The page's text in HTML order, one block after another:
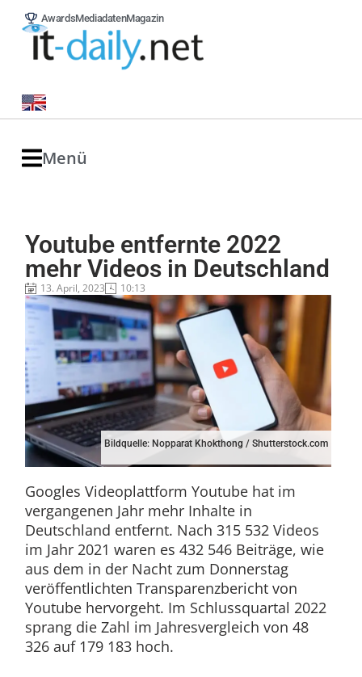
AwardsMediadatenMagazin
Menü
Youtube entfernte 2022
mehr Videos in Deutschland
13. April, 2023 10:13
Bildquelle: Nopparat Khokthong / Shutterstock.com
Googles Videoplattform Youtube hat im
vergangenen Jahr mehr Inhalte in
Deutschland entfernt. Nach 315 532 Videos
im Jahr 2021 waren es 432 546 Beiträge, wie
aus dem in der Nacht zum Donnerstag
veröffentlichten Transparenzbericht von
Youtube hervorgeht. Im Schlussquartal 2022
sprang die Zahl im Jahresvergleich von 48
326 auf 179 183 hoch.